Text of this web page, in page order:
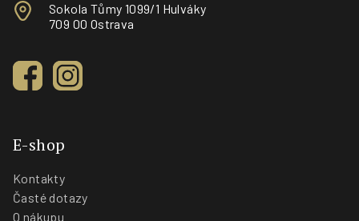
Sokola Tůmy 1099/1 Hulváky
709 00 Ostrava
E-shop
Kontakty
Časté dotazy
O nákupu